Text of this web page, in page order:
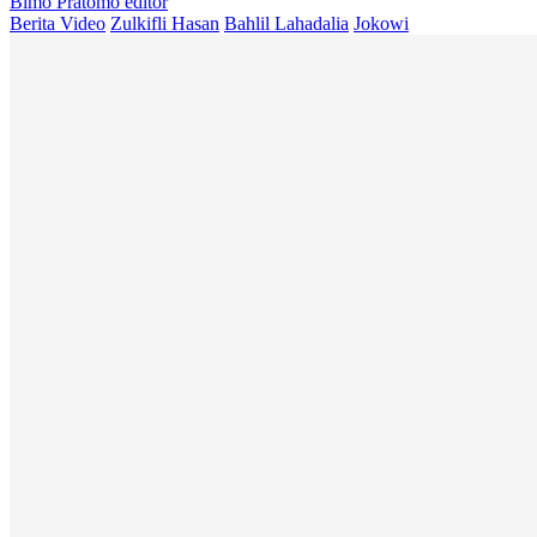
Berita Video Zulkifli Hasan Bahlil Lahadalia Jokowi